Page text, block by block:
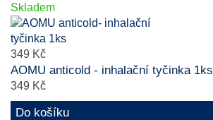
Skladem
349 Kč
AOMU anticold - inhalační tyčinka 1ks
349 Kč
Do košíku